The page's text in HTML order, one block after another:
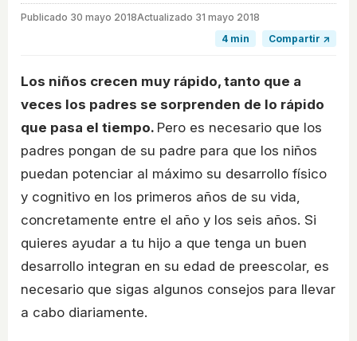
Publicado 30 mayo 2018Actualizado 31 mayo 2018
4 min
Compartir ↗
Los niños crecen muy rápido, tanto que a
veces los padres se sorprenden de lo rápido
que pasa el tiempo. Pero es necesario que los
padres pongan de su padre para que los niños
puedan potenciar al máximo su desarrollo físico
y cognitivo en los primeros años de su vida,
concretamente entre el año y los seis años. Si
quieres ayudar a tu hijo a que tenga un buen
desarrollo integran en su edad de preescolar, es
necesario que sigas algunos consejos para llevar
a cabo diariamente.